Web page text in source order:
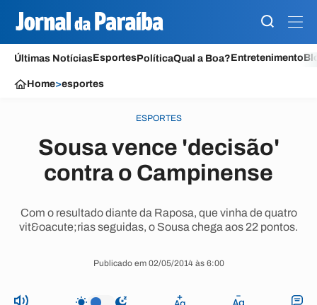
Últimas NotíciasEsportesPolíticaQual a Boa?Entretenimento
Home>esportes
ESPORTES
Sousa vence 'decisão'
contra o Campinense
Com o resultado diante da Raposa, que vinha de quatro
vit&oacute;rias seguidas, o Sousa chega aos 22 pontos.
Publicado em 02/05/2014 às 6:00